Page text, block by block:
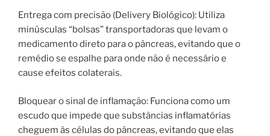
Entrega com precisão (Delivery Biológico): Utiliza
minúsculas “bolsas” transportadoras que levam o
medicamento direto para o pâncreas, evitando que o
remédio se espalhe para onde não é necessário e
cause efeitos colaterais.
Bloquear o sinal de inflamação: Funciona como um
escudo que impede que substâncias inflamatórias
cheguem às células do pâncreas, evitando que elas